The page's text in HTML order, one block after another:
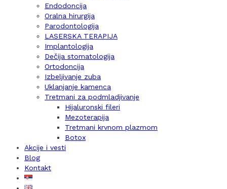
Endodoncija
Oralna hirurgija
Parodontologija
LASERSKA TERAPIJA
Implantologija
Dečija stomatologija
Ortodoncija
Izbeljivanje zuba
Uklanjanje kamenca
Tretmani za podmladjivanje
Hijaluronski fileri
Mezoterapija
Tretmani krvnom plazmom
Botox
Akcije i vesti
Blog
Kontakt